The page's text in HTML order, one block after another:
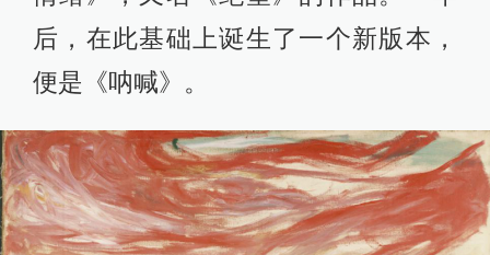
后，在此基础上诞生了一个新版本，
便是《呐喊》。